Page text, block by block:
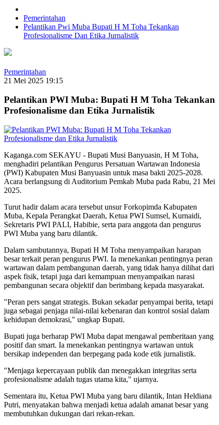
Pemerintahan
Pelantikan Pwi Muba Bupati H M Toha Tekankan
Profesionalisme Dan Etika Jurnalistik
Pemerintahan
21 Mei 2025 19:15
Pelantikan PWI Muba: Bupati H M Toha Tekankan
Profesionalisme dan Etika Jurnalistik
Kaganga.com SEKAYU - Bupati Musi Banyuasin, H M Toha,
menghadiri pelantikan Pengurus Persatuan Wartawan Indonesia
(PWI) Kabupaten Musi Banyuasin untuk masa bakti 2025-2028.
Acara berlangsung di Auditorium Pemkab Muba pada Rabu, 21 Mei
2025.
Turut hadir dalam acara tersebut unsur Forkopimda Kabupaten
Muba, Kepala Perangkat Daerah, Ketua PWI Sumsel, Kurnaidi,
Sekretaris PWI PALI, Habibie, serta para anggota dan pengurus
PWI Muba yang baru dilantik.
Dalam sambutannya, Bupati H M Toha menyampaikan harapan
besar terkait peran pengurus PWI. Ia menekankan pentingnya peran
wartawan dalam pembangunan daerah, yang tidak hanya dilihat dari
aspek fisik, tetapi juga dari kemampuan menyampaikan narasi
pembangunan secara objektif dan berimbang kepada masyarakat.
"Peran pers sangat strategis. Bukan sekadar penyampai berita, tetapi
juga sebagai penjaga nilai-nilai kebenaran dan kontrol sosial dalam
kehidupan demokrasi," ungkap Bupati.
Bupati juga berharap PWI Muba dapat mengawal pemberitaan yang
positif dan smart. Ia menekankan pentingnya wartawan untuk
bersikap independen dan berpegang pada kode etik jurnalistik.
"Menjaga kepercayaan publik dan menegakkan integritas serta
profesionalisme adalah tugas utama kita," ujarnya.
Sementara itu, Ketua PWI Muba yang baru dilantik, Intan Heldiana
Putri, menyatakan bahwa menjadi ketua adalah amanat besar yang
membutuhkan dukungan dari rekan-rekan.